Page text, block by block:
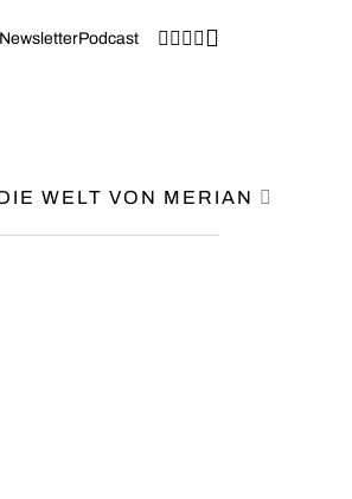
NewsletterPodcast
WELT VON MERIAN